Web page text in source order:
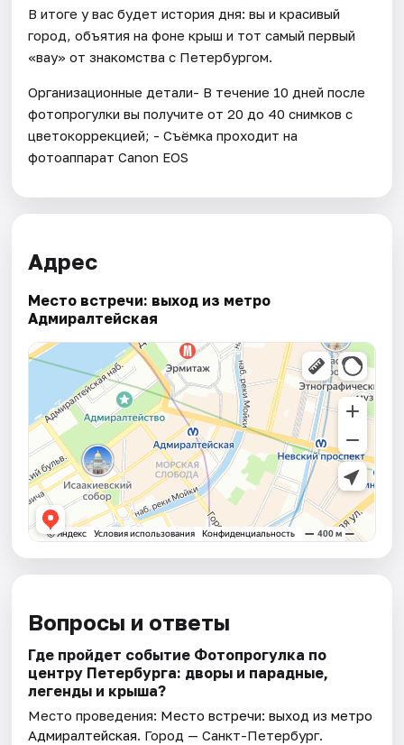
В итоге у вас будет история дня: вы и красивый
город, объятия на фоне крыш и тот самый первый
«вау» от знакомства с Петербургом.
Организационные детали- В течение 10 дней после
фотопрогулки вы получите от 20 до 40 снимков с
цветокоррекцией; - Съёмка проходит на
фотоаппарат Canon EOS
Адрес
Место встречи: выход из метро
Адмиралтейская
Вопросы и ответы
Где пройдет событие Фотопрогулка по
центру Петербурга: дворы и парадные,
легенды и крыша?
Место проведения: Место встречи: выход из метро
Адмиралтейская. Город — Санкт-Петербург.